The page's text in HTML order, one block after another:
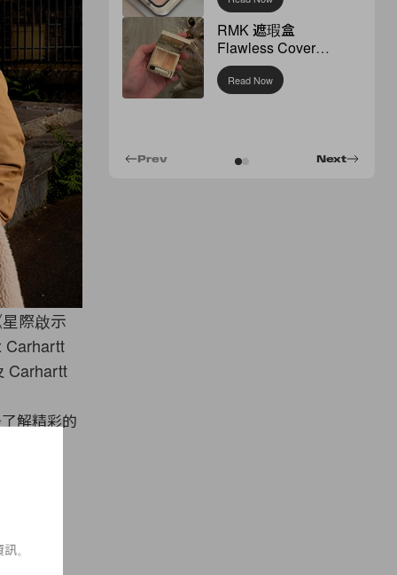
際啟示
Carhartt
Carhartt
解精彩的
！
RMK 遮瑕盒
Flawless Cover
Concealer
Read Now
Next
Prev
。